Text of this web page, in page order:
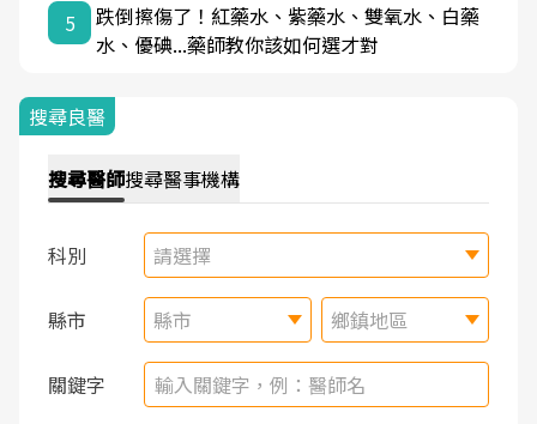
5
跌倒擦傷了！紅藥水、紫藥水、雙氧水、白藥
水、優碘...藥師教你該如何選才對
搜尋良醫
搜尋醫師搜尋醫事機構
科別 請選擇
縣市 縣市 鄉鎮地區
關鍵字